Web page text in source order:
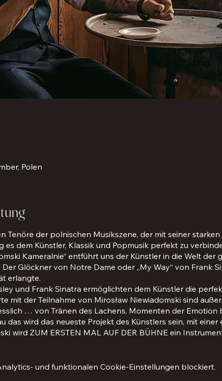
Polen
Tenöre der polnischen Musikszene, der mit seiner
es dem Künstler, Klassik und Popmusik perfekt zu
Kameralnie“ entführt uns der Künstler in die Welt
Der Glöckner von Notre Dame oder „My Way“ von Frank
erlangte.
und Frank Sinatra ermöglichten dem Künstler die
mit der Teilnahme von Mirosław Niewiadomski sind
… von Tränen des Lachens, Momenten der Emotion
das wird das neueste Projekt des Künstlers sein, mit
wird ZUM ERSTEN MAL AUF DER BÜHNE ein
an und bewegen mich, denn sie sind die Bestätigung,
und funktionalen Cookie-Einstellungen blockiert.